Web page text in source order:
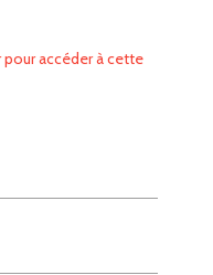
accéder à cette